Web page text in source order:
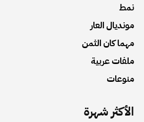
نمط
مونديال العار
مهما كان الثمن
ملفات عربية
منوعات
الأكثر شهرة